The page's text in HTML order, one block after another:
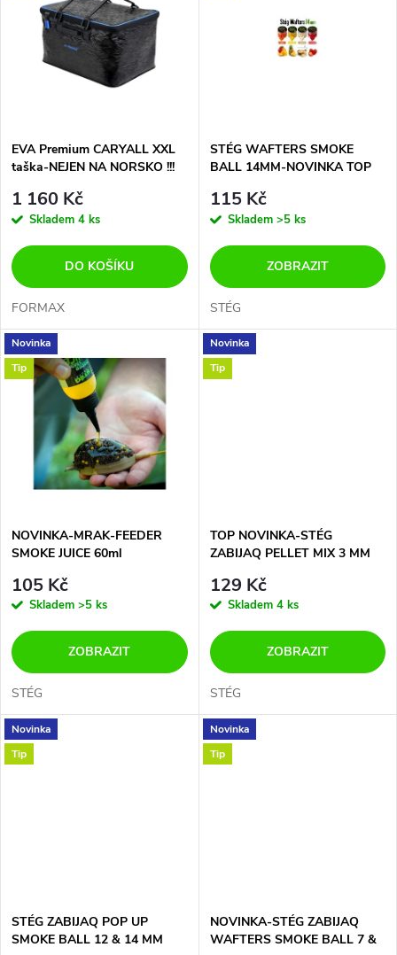
p
r
o
d
u
k
s
p
r
o
d
u
EVA Premium CARYALL XXL
taška-NEJEN NA NORSKO !!!
1 160 Kč
Skladem 4 ks
DO KOŠÍKU
FORMAX
STÉG WAFTERS SMOKE
BALL 14MM-NOVINKA TOP
115 Kč
Skladem >5 ks
ZOBRAZIT
STÉG
Novinka
Tip
NOVINKA-MRAK-FEEDER
SMOKE JUICE 60ml
105 Kč
Skladem >5 ks
ZOBRAZIT
STÉG
Novinka
Tip
TOP NOVINKA-STÉG
ZABIJAQ PELLET MIX 3 MM
129 Kč
Skladem 4 ks
ZOBRAZIT
STÉG
Novinka
Tip
STÉG ZABIJAQ POP UP
SMOKE BALL 12 & 14 MM
Novinka
Tip
NOVINKA-STÉG ZABIJAQ
WAFTERS SMOKE BALL 7 &